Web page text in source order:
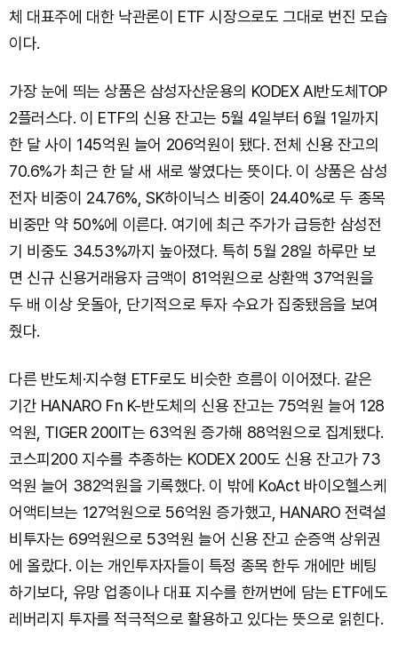
체 대표주에 대한 낙관론이 ETF 시장으로도 그대로 번진 모습
이다.
가장 눈에 띄는 상품은 삼성자산운용의 KODEX AI반도체TOP
2플러스다. 이 ETF의 신용 잔고는 5월 4일부터 6월 1일까지
한 달 사이 145억원 늘어 206억원이 됐다. 전체 신용 잔고의
70.6%가 최근 한 달 새 새로 쌓였다는 뜻이다. 이 상품은 삼성
전자 비중이 24.76%, SK하이닉스 비중이 24.40%로 두 종목
비중만 약 50%에 이른다. 여기에 최근 주가가 급등한 삼성전
기 비중도 34.53%까지 높아졌다. 특히 5월 28일 하루만 보
면 신규 신용거래융자 금액이 81억원으로 상환액 37억원을
두 배 이상 웃돌아, 단기적으로 투자 수요가 집중됐음을 보여
줬다.
다른 반도체·지수형 ETF로도 비슷한 흐름이 이어졌다. 같은
기간 HANARO Fn K-반도체의 신용 잔고는 75억원 늘어 128
억원, TIGER 200IT는 63억원 증가해 88억원으로 집계됐다.
코스피200 지수를 추종하는 KODEX 200도 신용 잔고가 73
억원 늘어 382억원을 기록했다. 이 밖에 KoAct 바이오헬스케
어액티브는 127억원으로 56억원 증가했고, HANARO 전력설
비투자는 69억원으로 53억원 늘어 신용 잔고 순증액 상위권
에 올랐다. 이는 개인투자자들이 특정 종목 한두 개에만 베팅
하기보다, 유망 업종이나 대표 지수를 한꺼번에 담는 ETF에도
레버리지 투자를 적극적으로 활용하고 있다는 뜻으로 읽힌다.